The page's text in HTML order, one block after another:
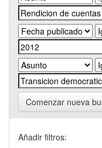
Comenzar nueva
Añadir filtros: